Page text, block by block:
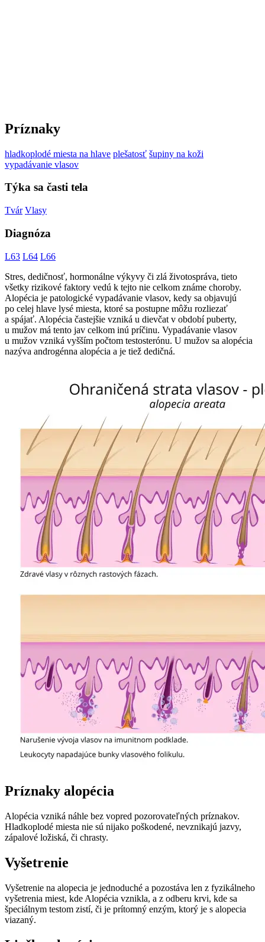
Príznaky
hladkoplodé miesta na hlave plešatosť šupiny na koži
vypadávanie vlasov
Týka sa časti tela
Tvár Vlasy
Diagnóza
L63 L64 L66
Stres, dedičnosť, hormonálne výkyvy či zlá životospráva, tieto
všetky rizikové faktory vedú k tejto nie celkom známe choroby.
Alopécia je patologické vypadávanie vlasov, kedy sa objavujú
po celej hlave lysé miesta, ktoré sa postupne môžu rozliezať
a spájať. Alopécia častejšie vzniká u dievčat v období puberty,
u mužov má tento jav celkom inú príčinu. Vypadávanie vlasov
u mužov vzniká vyšším počtom testosterónu. U mužov sa alopécia
nazýva androgénna alopécia a je tiež dedičná.
Príznaky alopécia
Alopécia vzniká náhle bez vopred pozorovateľných príznakov.
Hladkoplodé miesta nie sú nijako poškodené, nevznikajú jazvy,
zápalové ložiská, či chrasty.
Vyšetrenie
Vyšetrenie na alopecia je jednoduché a pozostáva len z fyzikálneho
vyšetrenia miest, kde Alopécia vznikla, a z odberu krvi, kde sa
špeciálnym testom zistí, či je prítomný enzým, ktorý je s alopecia
viazaný.